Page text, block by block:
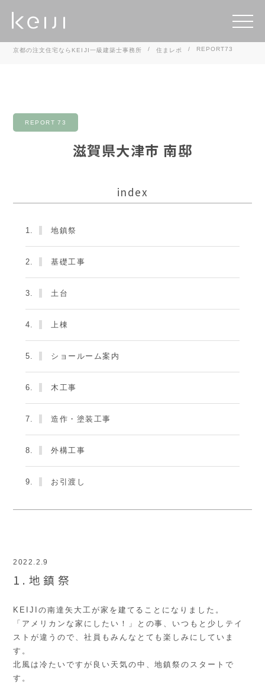
京都の注文住宅ならKEIJI一級建築士事務所 住まレポ REPORT73
REPORT 73
滋賀県大津市 南邸
index
1. 地鎮祭
2. 基礎工事
3. 土台
4. 上棟
5. ショールーム案内
6. 木工事
7. 造作・塗装工事
8. 外構工事
9. お引渡し
2022.2.9
1.地鎮祭
KEIJIの南達矢大工が家を建てることになりました。
「アメリカンな家にしたい！」との事、いつもと少しテイ
ストが違うので、社員もみんなとても楽しみにしていま
す。
北風は冷たいですが良い天気の中、地鎮祭のスタートで
す。